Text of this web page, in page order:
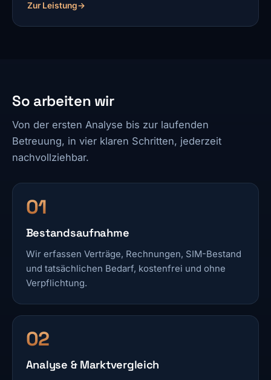
Zur Leistung
So arbeiten wir
Von der ersten Analyse bis zur laufenden
Betreuung, in vier klaren Schritten, jederzeit
nachvollziehbar.
Bestandsaufnahme
Wir erfassen Verträge, Rechnungen, SIM-Bestand
und tatsächlichen Bedarf, kostenfrei und ohne
Verpflichtung.
Analyse & Marktvergleich